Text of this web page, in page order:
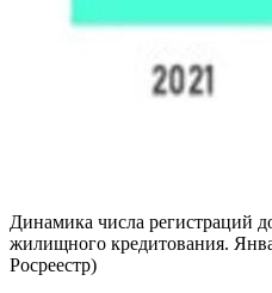
Динамика числа регистраций
жилищного кредитования.
Росреестр)